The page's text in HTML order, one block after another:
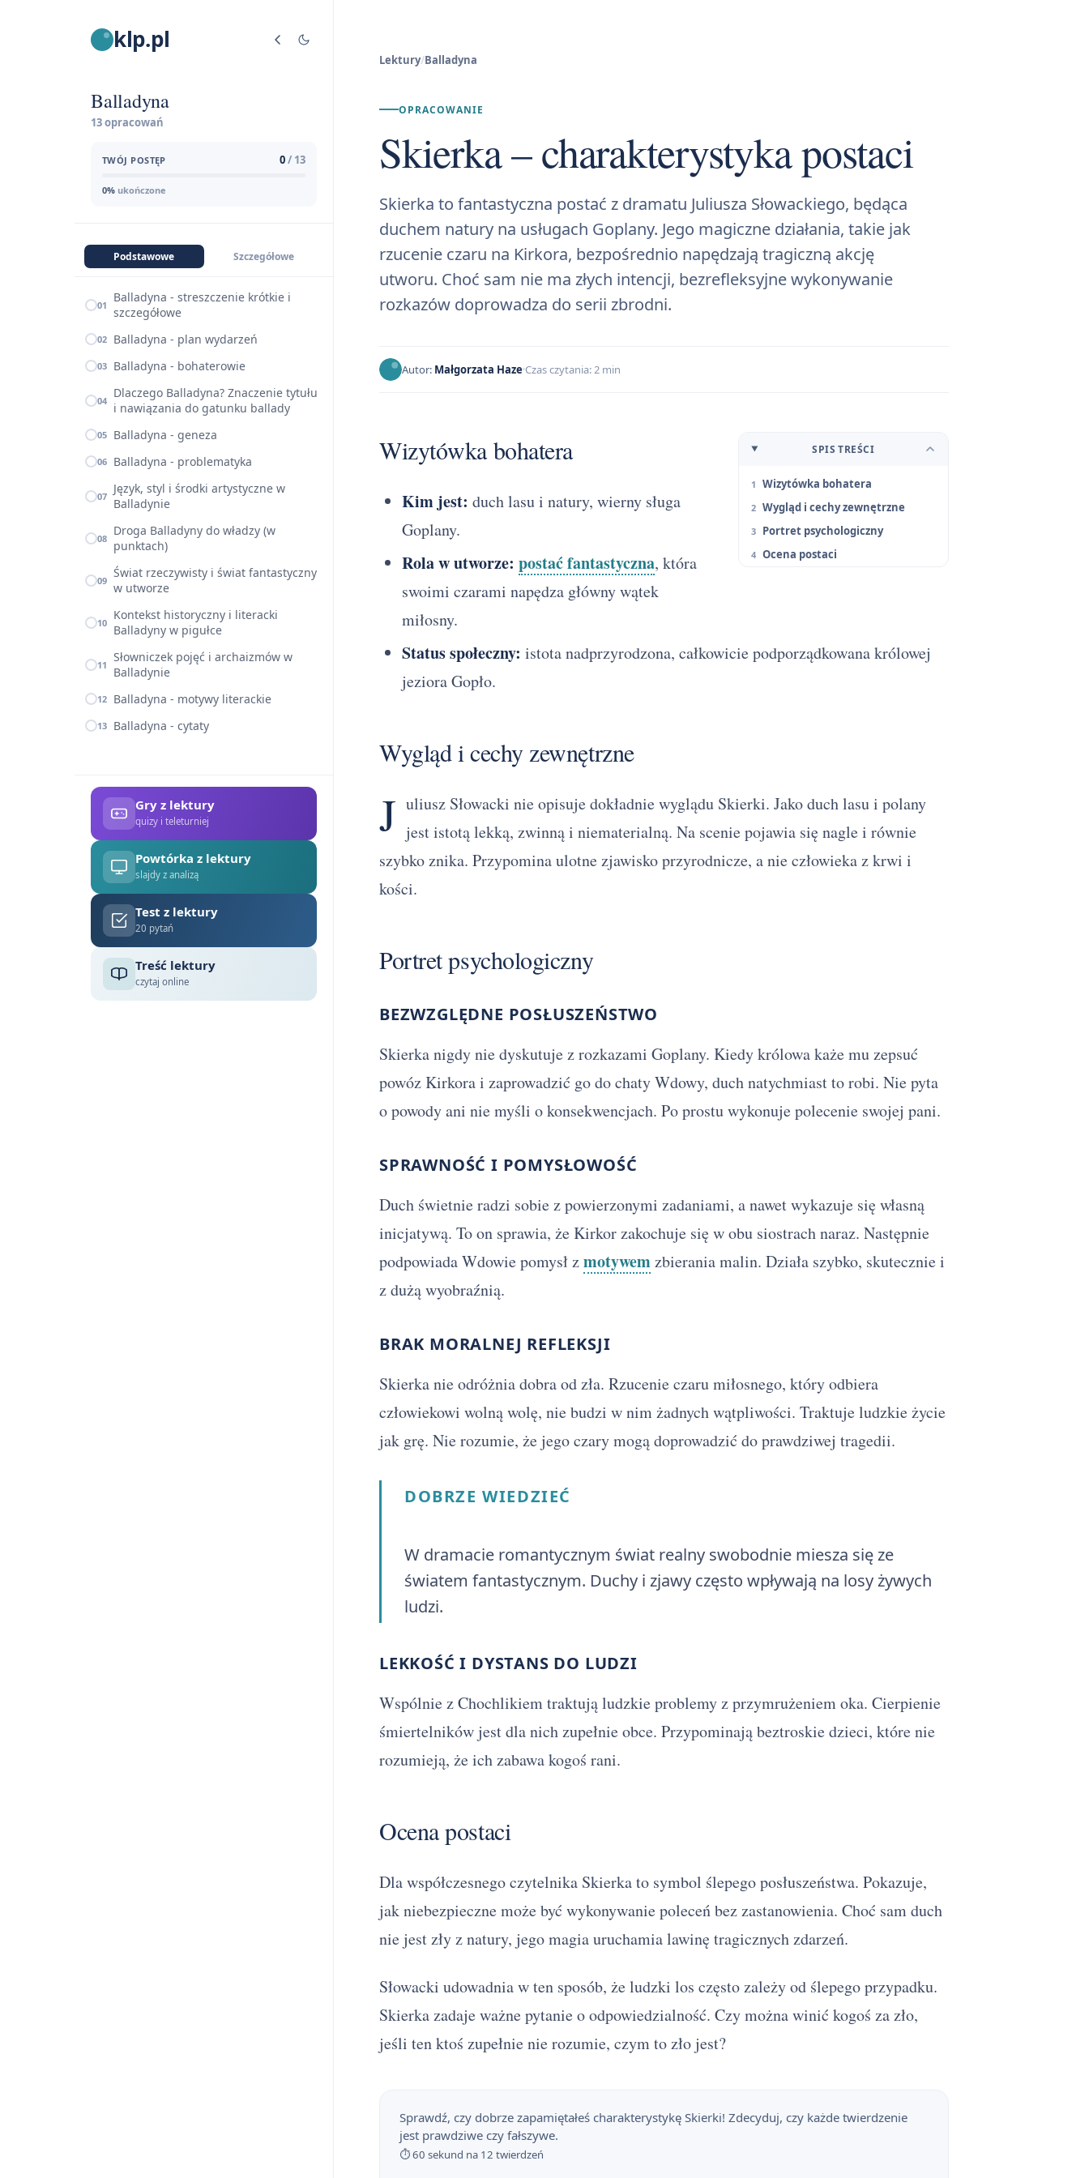
klp.pl
Balladyna
13 opracowań
TWÓJ POSTĘP 0/ 13
0% ukończone
Podstawowe Szczegółowe
01
Balladyna - streszczenie krótkie i
szczegółowe
02 Balladyna - plan wydarzeń
03 Balladyna - bohaterowie
04 Dlaczego Balladyna? Znaczenie tytułu
i nawiązania do gatunku ballady
05 Balladyna - geneza
06 Balladyna - problematyka
07 Język, styl i środki artystyczne w
Balladynie
08 Droga Balladyny do władzy (w
punktach)
09 Świat rzeczywisty i świat fantastyczny
w utworze
10 Kontekst historyczny i literacki
Balladyny w pigułce
11 Słowniczek pojęć i archaizmów w
Balladynie
12 Balladyna - motywy literackie
13 Balladyna - cytaty
Gry z lektury
quizy i teleturniej
Powtórka z lektury
slajdy z analizą
Test z lektury
20 pytań
Treść lektury
czytaj online
Lektury/Balladyna
OPRACOWANIE
Skierka – charakterystyka postaci
Skierka to fantastyczna postać z dramatu Juliusza Słowackiego, będąca
duchem natury na usługach Goplany. Jego magiczne działania, takie jak
rzucenie czaru na Kirkora, bezpośrednio napędzają tragiczną akcję
utworu. Choć sam nie ma złych intencji, bezrefleksyjne wykonywanie
rozkazów doprowadza do serii zbrodni.
Autor: Małgorzata Haze Czas czytania: 2 min
SPIS TREŚCI
Wizytówka bohatera
Wygląd i cechy zewnętrzne
Portret psychologiczny
Ocena postaci
Wizytówka bohatera
Kim jest: duch lasu i natury, wierny sługa
Goplany.
Rola w utworze: postać fantastyczna, która
swoimi czarami napędza główny wątek
miłosny.
Status społeczny: istota nadprzyrodzona, całkowicie podporządkowana królowej
jeziora Gopło.
Wygląd i cechy zewnętrzne
J uliusz Słowacki nie opisuje dokładnie wyglądu Skierki. Jako duch lasu i polany
jest istotą lekką, zwinną i niematerialną. Na scenie pojawia się nagle i równie
szybko znika. Przypomina ulotne zjawisko przyrodnicze, a nie człowieka z krwi i
kości.
Portret psychologiczny
BEZWZGLĘDNE POSŁUSZEŃSTWO
Skierka nigdy nie dyskutuje z rozkazami Goplany. Kiedy królowa każe mu zepsuć
powóz Kirkora i zaprowadzić go do chaty Wdowy, duch natychmiast to robi. Nie pyta
o powody ani nie myśli o konsekwencjach. Po prostu wykonuje polecenie swojej pani.
SPRAWNOŚĆ I POMYSŁOWOŚĆ
Duch świetnie radzi sobie z powierzonymi zadaniami, a nawet wykazuje się własną
inicjatywą. To on sprawia, że Kirkor zakochuje się w obu siostrach naraz. Następnie
podpowiada Wdowie pomysł zmotywemzbierania malin. Działa szybko, skutecznie i
z dużą wyobraźnią.
BRAK MORALNEJ REFLEKSJI
Skierka nie odróżnia dobra od zła. Rzucenie czaru miłosnego, który odbiera
człowiekowi wolną wolę, nie budzi w nim żadnych wątpliwości. Traktuje ludzkie życie
jak grę. Nie rozumie, że jego czary mogą doprowadzić do prawdziwej tragedii.
DOBRZE WIEDZIEĆ
W dramacie romantycznym świat realny swobodnie miesza się ze
światem fantastycznym. Duchy i zjawy często wpływają na losy żywych
ludzi.
LEKKOŚĆ I DYSTANS DO LUDZI
Wspólnie z Chochlikiem traktują ludzkie problemy z przymrużeniem oka. Cierpienie
śmiertelników jest dla nich zupełnie obce. Przypominają beztroskie dzieci, które nie
rozumieją, że ich zabawa kogoś rani.
Ocena postaci
Dla współczesnego czytelnika Skierka to symbol ślepego posłuszeństwa. Pokazuje,
jak niebezpieczne może być wykonywanie poleceń bez zastanowienia. Choć sam duch
nie jest zły z natury, jego magia uruchamia lawinę tragicznych zdarzeń.
Słowacki udowadnia w ten sposób, że ludzki los często zależy od ślepego przypadku.
Skierka zadaje ważne pytanie o odpowiedzialność. Czy można winić kogoś za zło,
jeśli ten ktoś zupełnie nie rozumie, czym to zło jest?
Sprawdź, czy dobrze zapamiętałeś charakterystykę Skierki! Zdecyduj, czy każde twierdzenie
jest prawdziwe czy fałszywe.
⏱ 60 sekund na 12 twierdzeń
1 Balladyna - streszczenie krótkie i szczegółowe